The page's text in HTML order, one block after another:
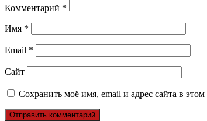
Комментарий *
Имя *
Email *
Сайт
Сохранить моё имя, email и адрес сайта в